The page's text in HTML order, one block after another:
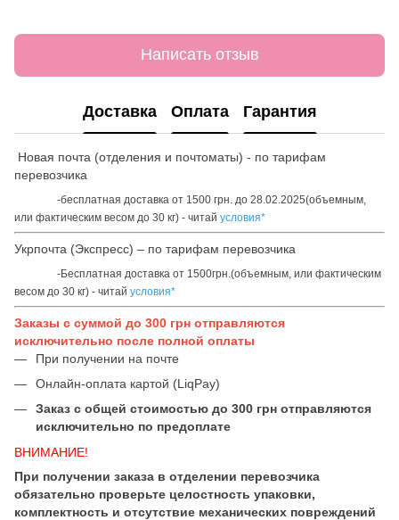
Написать отзыв
Доставка Оплата Гарантия
Новая почта (отделения и почтоматы) - по тарифам
перевозчика
-бесплатная доставка от 1500 грн. до 28.02.2025(объемным,
или фактическим весом до 30 кг) - читай условия*
Укрпочта (Экспресс) – по тарифам перевозчика
-Бесплатная доставка от 1500грн.(объемным, или фактическим
весом до 30 кг) - читай условия*
Заказы с суммой до 300 грн отправляются
исключительно после полной оплаты
При получении на почте
Онлайн-оплата картой (LiqPay)
Заказ с общей стоимостью до 300 грн отправляются
исключительно по предоплате
ВНИМАНИЕ!
При получении заказа в отделении перевозчика
обязательно проверьте целостность упаковки,
комплектность и отсутствие механических повреждений